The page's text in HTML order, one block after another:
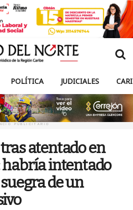
POLÍTICA JUDICIALES
PUBLICITARIO
atentado en
habría intentado
de un